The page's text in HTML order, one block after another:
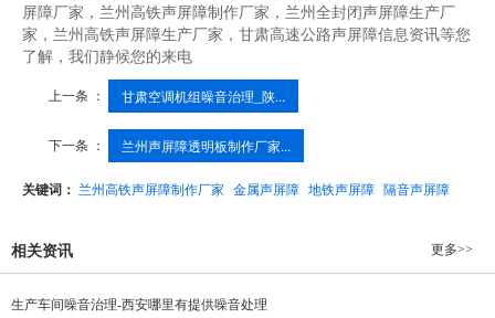
屏障厂家，兰州高铁声屏障制作厂家，兰州全封闭声屏障生产厂
家，兰州高铁声屏障生产厂家，甘肃高速公路声屏障信息资讯等您
了解，我们静候您的来电
上一条 ： 甘肃空调机组噪音治理_陕...
下一条 ： 兰州声屏障透明板制作厂家...
关键词： 兰州高铁声屏障制作厂家 金属声屏障 地铁声屏障 隔音声屏障
相关资讯 更多>>
生产车间噪音治理-西安哪里有提供噪音处理